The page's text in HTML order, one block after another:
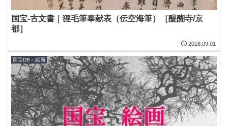
国宝-古文書｜狸毛筆奉献表（伝空海筆）［醍醐寺/京
都］
2018.09.01
国宝DB－絵画